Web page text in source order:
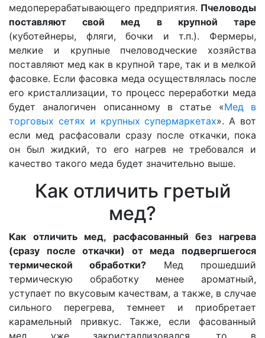
медоперерабатывающего предприятия. Пчеловоды
поставляют свой мед в крупной таре
(куботейнеры, фляги, бочки и т.п.). Фермеры,
мелкие и крупные пчеловодческие хозяйства
поставляют мед как в крупной таре, так и в мелкой
фасовке. Если фасовка меда осуществлялась после
его кристаллизации, то процесс переработки меда
будет аналогичен описанному в статье «Мед в
торговых сетях и крупных супермаркетах». А вот
если мед расфасовали сразу после откачки, пока
он был жидкий, то его нагрев не требовался и
качество такого меда будет значительно выше.
Как отличить гретый
мед?
Как отличить мед, расфасованный без нагрева
(сразу после откачки) от меда подвергшегося
термической обработки? Мед прошедший
термическую обработку менее ароматный,
уступает по вкусовым качествам, а также, в случае
сильного перегрева, темнеет и приобретает
карамельный привкус. Также, если фасованный
мед уже закристаллизовался, то в